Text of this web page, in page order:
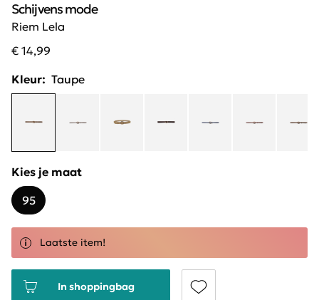
Riem Lela
Schijvens mode
€ 14,99
Kleur: Taupe
Kies je maat
95
Laatste item!
In shoppingbag